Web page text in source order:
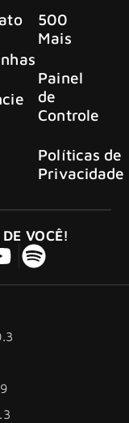
500
Mais
Painel
de
Controle
Políticas de
Privacidade
VOCÊ!